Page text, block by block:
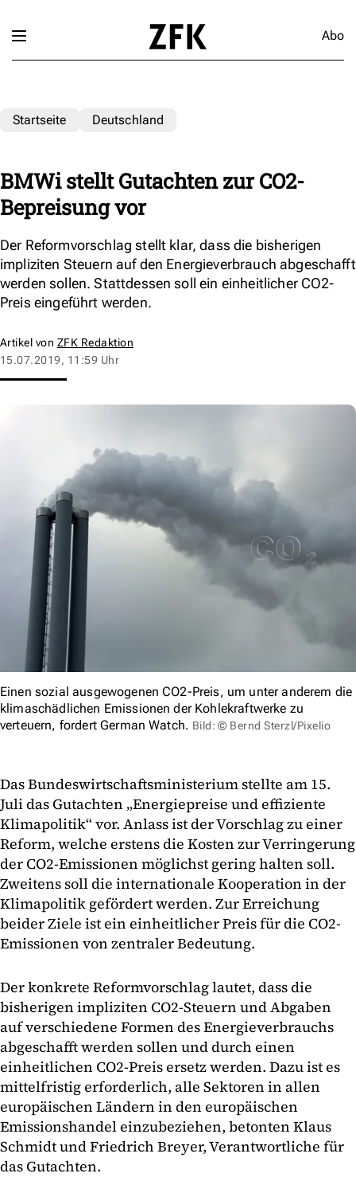
Abo
Startseite Deutschland
BMWi stellt Gutachten zur CO2-
Bepreisung vor
Der Reformvorschlag stellt klar, dass die bisherigen
impliziten Steuern auf den Energieverbrauch abgeschafft
werden sollen. Stattdessen soll ein einheitlicher CO2-
Preis eingeführt werden.
Artikel von ZFK Redaktion
15.07.2019, 11:59 Uhr
Einen sozial ausgewogenen CO2-Preis, um unter anderem die
klimaschädlichen Emissionen der Kohlekraftwerke zu
verteuern, fordert German Watch. Bild: © Bernd Sterzl/Pixelio
Das Bundeswirtschaftsministerium stellte am 15.
Juli das Gutachten „Energiepreise und effiziente
Klimapolitik“ vor. Anlass ist der Vorschlag zu einer
Reform, welche erstens die Kosten zur Verringerung
der CO2-Emissionen möglichst gering halten soll.
Zweitens soll die internationale Kooperation in der
Klimapolitik gefördert werden. Zur Erreichung
beider Ziele ist ein einheitlicher Preis für die CO2-
Emissionen von zentraler Bedeutung.
Der konkrete Reformvorschlag lautet, dass die
bisherigen impliziten CO2-Steuern und Abgaben
auf verschiedene Formen des Energieverbrauchs
abgeschafft werden sollen und durch einen
einheitlichen CO2-Preis ersetz werden. Dazu ist es
mittelfristig erforderlich, alle Sektoren in allen
europäischen Ländern in den europäischen
Emissionshandel einzubeziehen, betonten Klaus
Schmidt und Friedrich Breyer, Verantwortliche für
das Gutachten.